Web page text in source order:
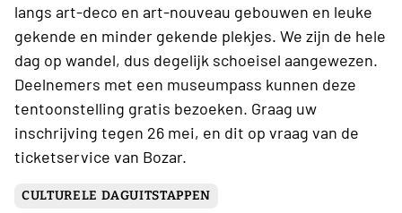
langs art-deco en art-nouveau gebouwen en leuke
gekende en minder gekende plekjes. We zijn de hele
dag op wandel, dus degelijk schoeisel aangewezen.
Deelnemers met een museumpass kunnen deze
tentoonstelling gratis bezoeken. Graag uw
inschrijving tegen 26 mei, en dit op vraag van de
ticketservice van Bozar.
CULTURELE DAGUITSTAPPEN